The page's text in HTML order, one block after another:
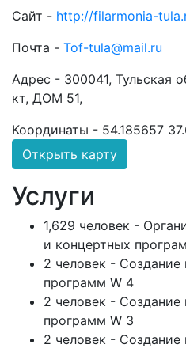
Сайт - http://filarmonia-
Почта - Tof-tula@mail.ru
Адрес - 300041, Тульская
кт, ДОМ 51,
Координаты - 54.185657
Открыть карту
Услуги
1,629 человек -
и концертных
2 человек - Создание
программ W 4
2 человек - Создание
программ W 3
2 человек - Создание